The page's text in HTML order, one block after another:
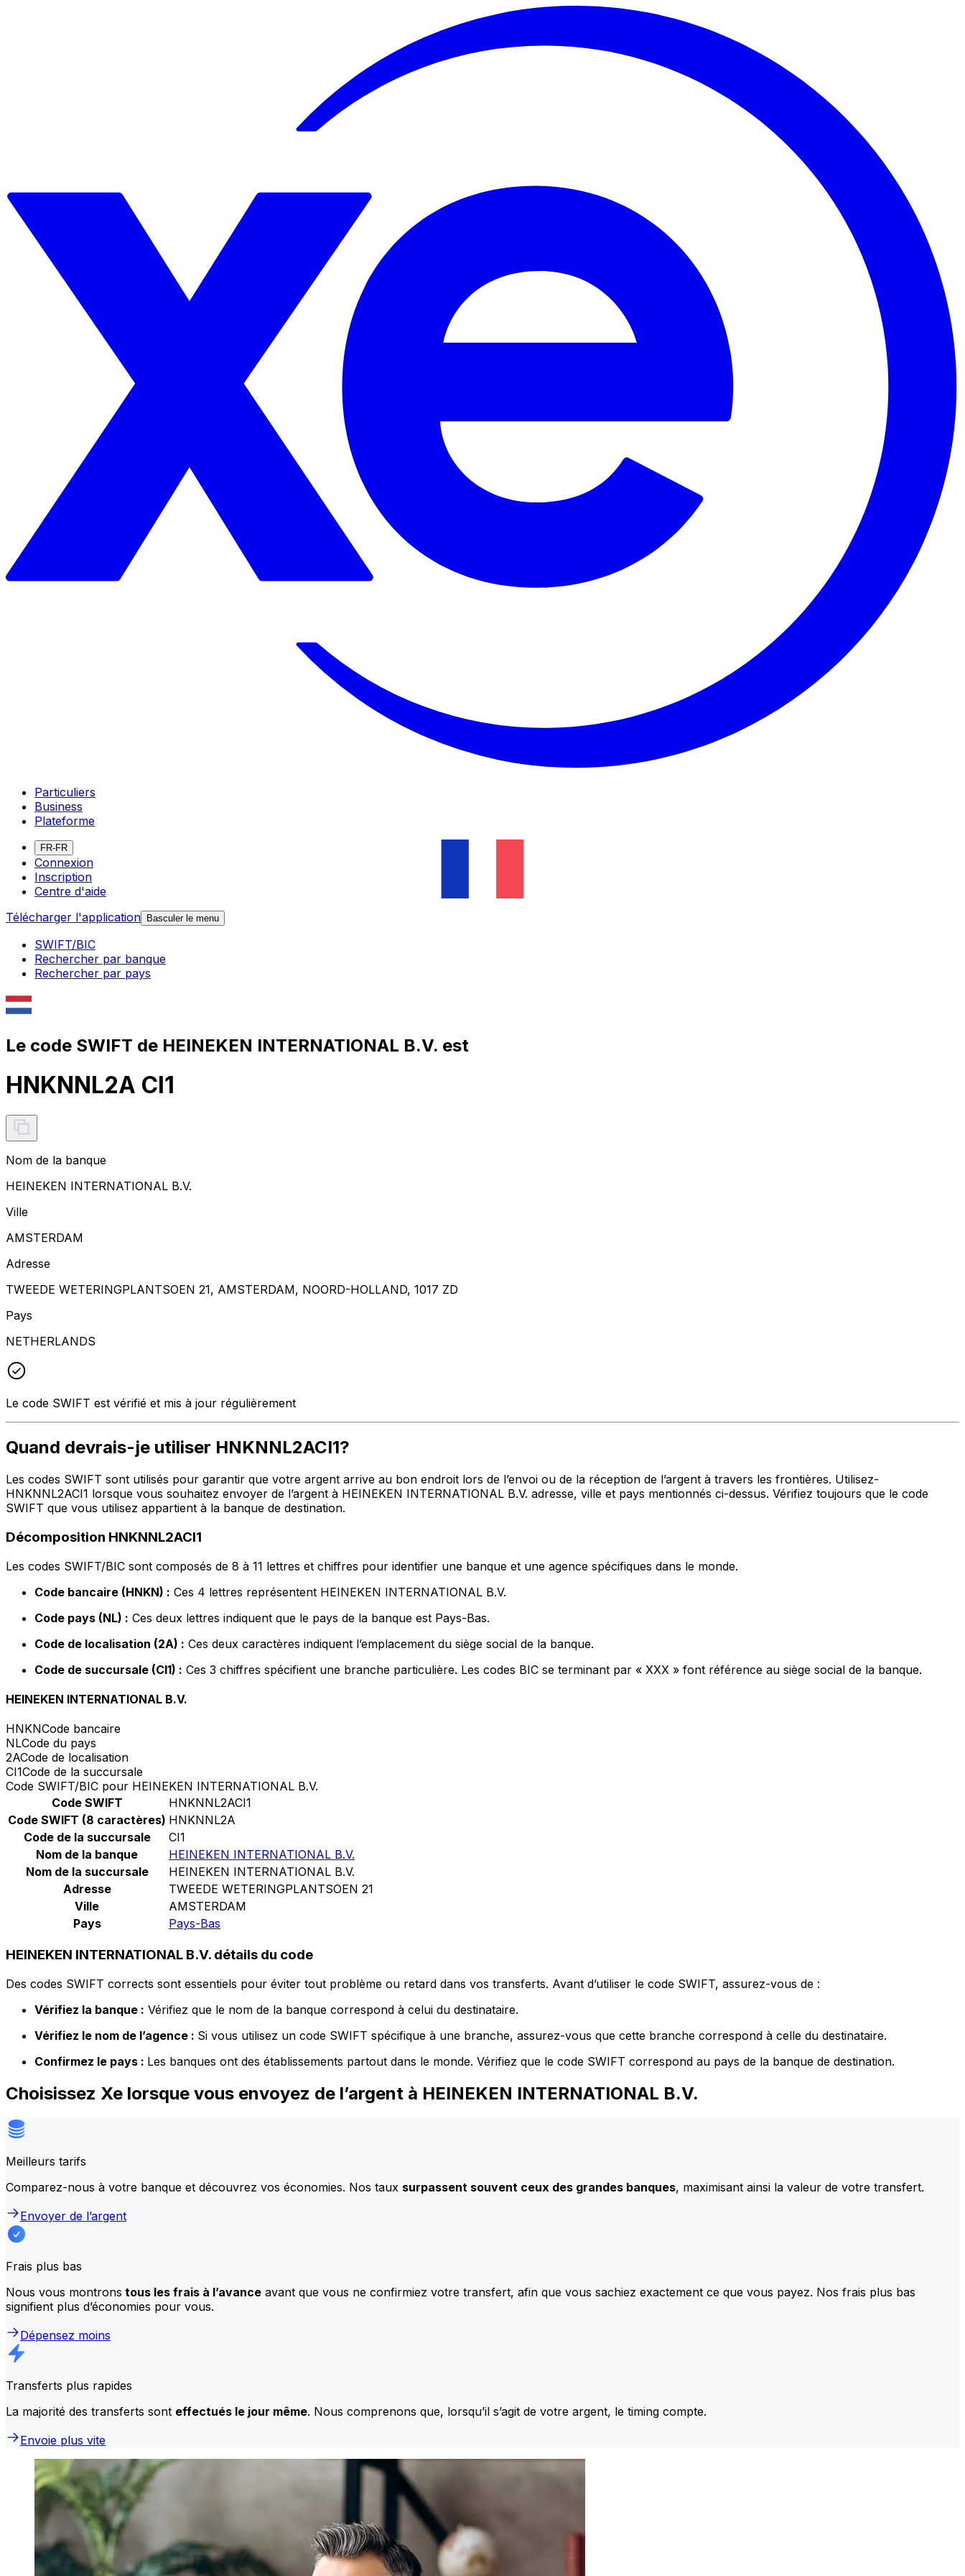
Particuliers
Business
Plateforme
FR-FR
Connexion
Inscription
Centre d'aide
Télécharger l'application Basculer le menu
SWIFT/BIC
Rechercher par banque
Rechercher par pays
Le code SWIFT de HEINEKEN INTERNATIONAL B.V. est
HNKNNL2A CI1
Nom de la banque
HEINEKEN INTERNATIONAL B.V.
Ville
AMSTERDAM
Adresse
TWEEDE WETERINGPLANTSOEN 21, AMSTERDAM, NOORD-HOLLAND, 1017 ZD
Pays
NETHERLANDS
Le code SWIFT est vérifié et mis à jour régulièrement
Quand devrais-je utiliser HNKNNL2ACI1?
Les codes SWIFT sont utilisés pour garantir que votre argent arrive au bon endroit lors de l’envoi ou de la réception de l’argent à travers les frontières. Utilisez-
HNKNNL2ACI1 lorsque vous souhaitez envoyer de l’argent à HEINEKEN INTERNATIONAL B.V. adresse, ville et pays mentionnés ci-dessus. Vérifiez toujours que le code
SWIFT que vous utilisez appartient à la banque de destination.
Décomposition HNKNNL2ACI1
Les codes SWIFT/BIC sont composés de 8 à 11 lettres et chiffres pour identifier une banque et une agence spécifiques dans le monde.
Code bancaire (HNKN) : Ces 4 lettres représentent HEINEKEN INTERNATIONAL B.V.
Code pays (NL) : Ces deux lettres indiquent que le pays de la banque est Pays-Bas.
Code de localisation (2A) : Ces deux caractères indiquent l’emplacement du siège social de la banque.
Code de succursale (CI1) : Ces 3 chiffres spécifient une branche particulière. Les codes BIC se terminant par « XXX » font référence au siège social de la banque.
HEINEKEN INTERNATIONAL B.V.
HNKNCode bancaire
NLCode du pays
2ACode de localisation
CI1Code de la succursale
Code SWIFT/BIC pour HEINEKEN INTERNATIONAL B.V.
Code SWIFT
HNKNNL2ACI1
Code SWIFT (8 caractères) HNKNNL2A
Code de la succursale
CI1
Nom de la banque
HEINEKEN INTERNATIONAL B.V.
Nom de la succursale
HEINEKEN INTERNATIONAL B.V.
Adresse
TWEEDE WETERINGPLANTSOEN 21
Ville
AMSTERDAM
Pays
Pays-Bas
HEINEKEN INTERNATIONAL B.V. détails du code
Des codes SWIFT corrects sont essentiels pour éviter tout problème ou retard dans vos transferts. Avant d’utiliser le code SWIFT, assurez-vous de :
Vérifiez la banque : Vérifiez que le nom de la banque correspond à celui du destinataire.
Vérifiez le nom de l’agence : Si vous utilisez un code SWIFT spécifique à une branche, assurez-vous que cette branche correspond à celle du destinataire.
Confirmez le pays : Les banques ont des établissements partout dans le monde. Vérifiez que le code SWIFT correspond au pays de la banque de destination.
Choisissez Xe lorsque vous envoyez de l’argent à HEINEKEN INTERNATIONAL B.V.
Meilleurs tarifs
Comparez-nous à votre banque et découvrez vos économies. Nos taux surpassent souvent ceux des grandes banques, maximisant ainsi la valeur de votre transfert.
Envoyer de l’argent
Frais plus bas
Nous vous montrons tous les frais à l’avance avant que vous ne confirmiez votre transfert, afin que vous sachiez exactement ce que vous payez. Nos frais plus bas
signifient plus d’économies pour vous.
Dépensez moins
Transferts plus rapides
La majorité des transferts sont effectués le jour même. Nous comprenons que, lorsqu’il s’agit de votre argent, le timing compte.
Envoie plus vite